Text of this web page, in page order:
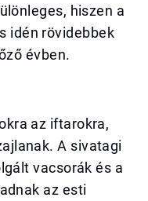
hiszen a
idén rövidebbek
évben.
az iftarokra,
A sivatagi
vacsorák és a
az esti